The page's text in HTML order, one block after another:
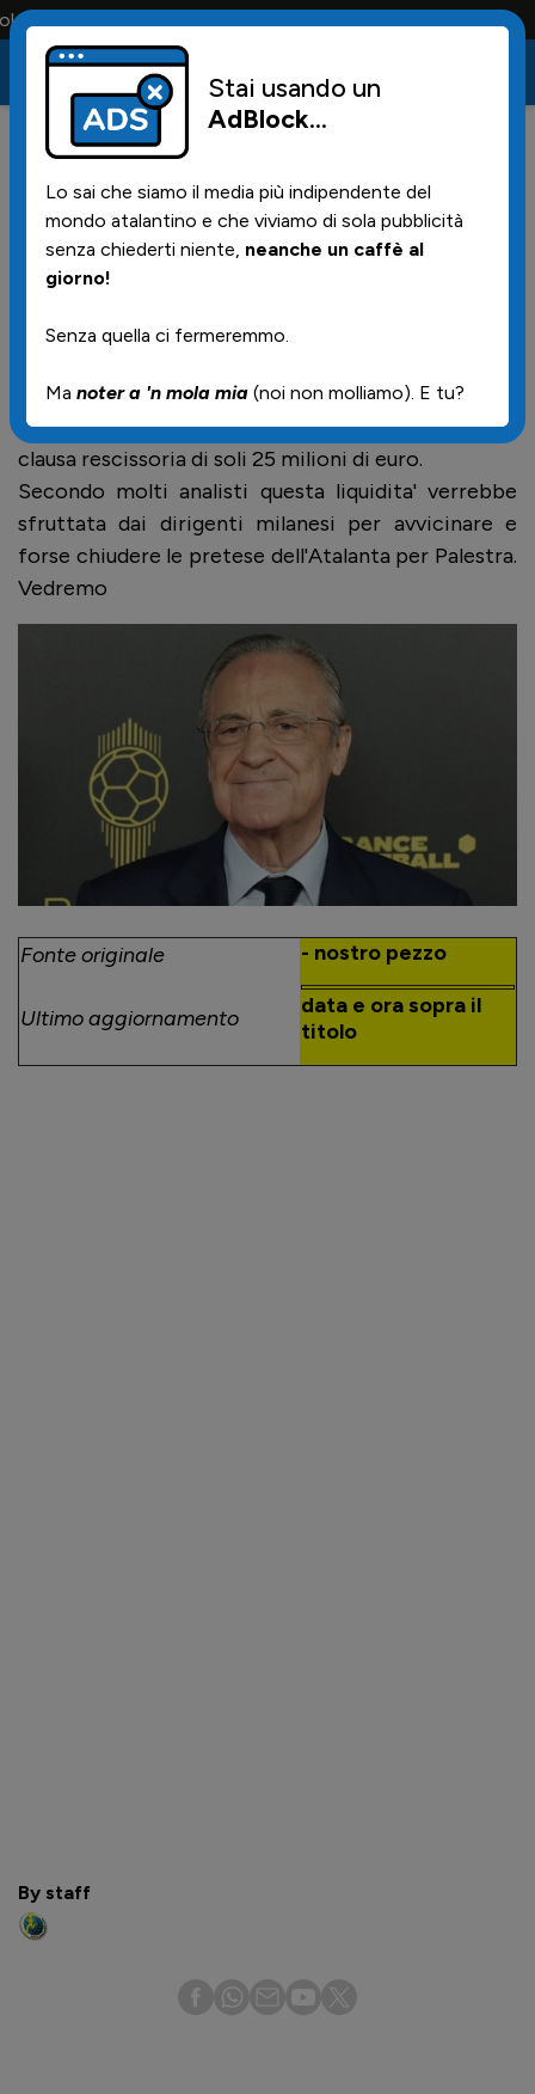
e solo i tifosi la portano tutta la vita
02/06/2026 | 21.21
L'aiutino di Florentino
Real Madrid. Strafavorita la conferma di Florentino
Molte fonti dicono che, dopo le elezioni, i Blancos
si butteranno su Dumfries dell'Inter che ha una
clausa rescissoria di soli 25 milioni di euro.
Secondo molti analisti questa liquidita' verrebbe
sfruttata dai dirigenti milanesi per avvicinare e
forse chiudere le pretese dell'Atalanta per Palestra.
Vedremo
Fonte originale - nostro pezzo
Ultimo aggiornamento
data e ora sopra il
titolo
By staff
Stai usando un
AdBlock...
Lo sai che siamo il media più indipendente del
mondo atalantino e che viviamo di sola pubblicità
senza chiederti niente, neanche un caffè al
giorno!
Senza quella ci fermeremmo.
Ma noter a 'n mola mia (noi non molliamo). E tu?